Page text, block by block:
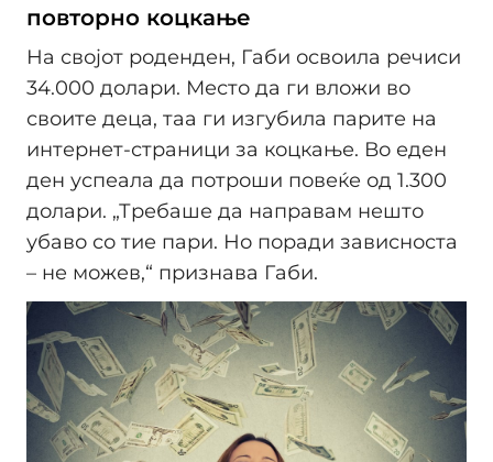
повторно коцкање
На својот роденден, Габи освоила речиси
34.000 долари. Место да ги вложи во
своите деца, таа ги изгубила парите на
интернет-страници за коцкање. Во еден
ден успеала да потроши повеќе од 1.300
долари. „Требаше да направам нешто
убаво со тие пари. Но поради зависноста
– не можев,“ признава Габи.